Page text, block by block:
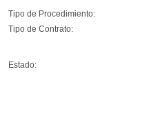
Tipo de Procedimiento:
Tipo de Contrato:
Estado: